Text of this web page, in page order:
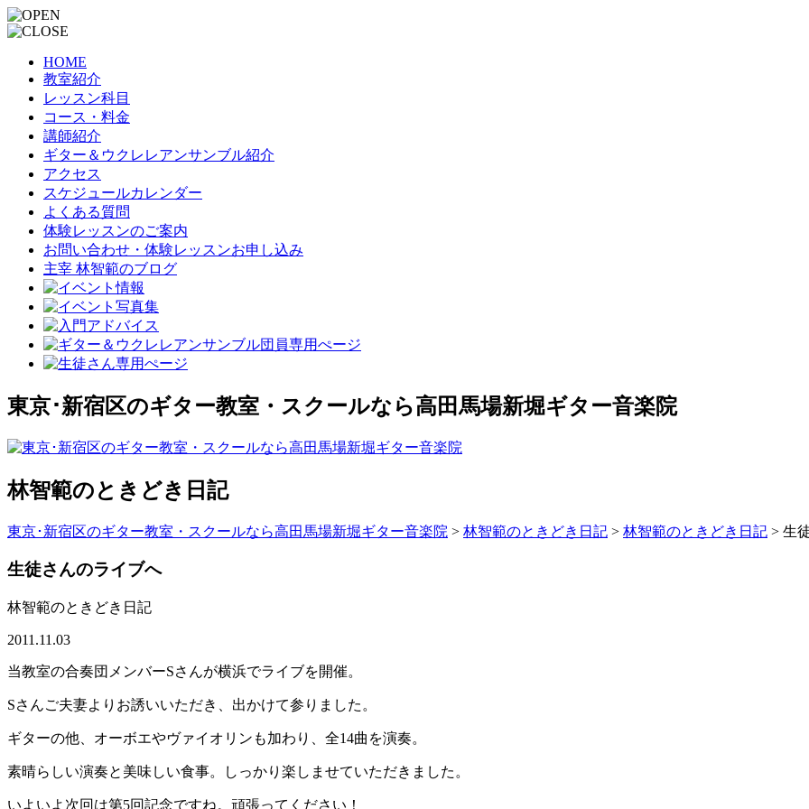
HOME
教室紹介
レッスン科目
コース・料金
講師紹介
ギター＆ウクレレアンサンブル紹介
アクセス
スケジュールカレンダー
よくある質問
体験レッスンのご案内
お問い合わせ・体験レッスンお申し込み
主宰 林智範のブログ
東京･新宿区のギター教室・スクールなら高田馬場新堀ギター音楽院
林智範のときどき日記
東京･新宿区のギター教室・スクールなら高田馬場新堀ギター音楽院 > 林智範のときどき日記 > 林智範のときどき日記 > 生
生徒さんのライブへ
林智範のときどき日記
2011.11.03
当教室の合奏団メンバーSさんが横浜でライブを開催。
Sさんご夫妻よりお誘いいただき、出かけて参りました。
ギターの他、オーボエやヴァイオリンも加わり、全14曲を演奏。
素晴らしい演奏と美味しい食事。しっかり楽しませていただきました。
いよいよ次回は第5回記念ですね。頑張ってください！